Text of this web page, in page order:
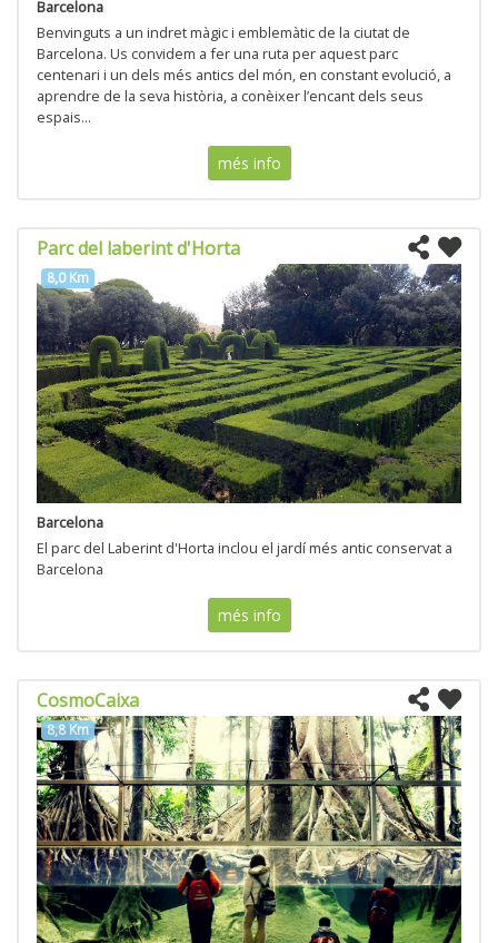
Barcelona
Benvinguts a un indret màgic i emblemàtic de la ciutat de
Barcelona. Us convidem a fer una ruta per aquest parc
centenari i un dels més antics del món, en constant evolució, a
aprendre de la seva història, a conèixer l’encant dels seus
espais...
més info
Parc del laberint d'Horta
8,0 Km
Barcelona
El parc del Laberint d'Horta inclou el jardí més antic conservat a
Barcelona
més info
CosmoCaixa
8,8 Km